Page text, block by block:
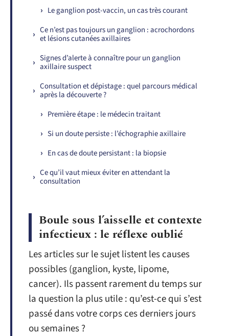
Le ganglion post-vaccin, un cas très courant
Ce n’est pas toujours un ganglion : acrochordons
et lésions cutanées axillaires
Signes d’alerte à connaître pour un ganglion
axillaire suspect
Consultation et dépistage : quel parcours médical
après la découverte ?
Première étape : le médecin traitant
Si un doute persiste : l’échographie axillaire
En cas de doute persistant : la biopsie
Ce qu’il vaut mieux éviter en attendant la
consultation
Boule sous l’aisselle et contexte
infectieux : le réflexe oublié
Les articles sur le sujet listent les causes
possibles (ganglion, kyste, lipome,
cancer). Ils passent rarement du temps sur
la question la plus utile : qu’est-ce qui s’est
passé dans votre corps ces derniers jours
ou semaines ?